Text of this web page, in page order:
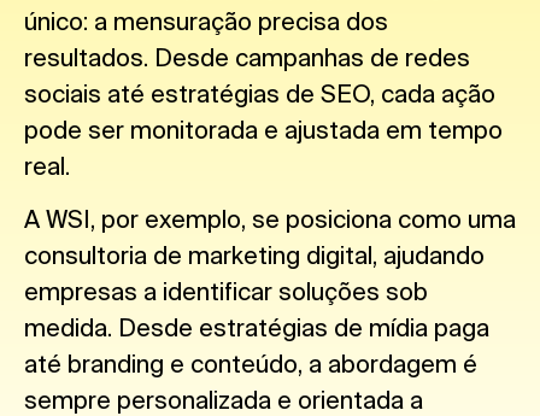
único: a mensuração precisa dos
resultados. Desde campanhas de redes
sociais até estratégias de SEO, cada ação
pode ser monitorada e ajustada em tempo
real.
A WSI, por exemplo, se posiciona como uma
consultoria de marketing digital, ajudando
empresas a identificar soluções sob
medida. Desde estratégias de mídia paga
até branding e conteúdo, a abordagem é
sempre personalizada e orientada a